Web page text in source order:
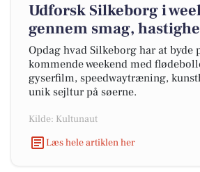
Udforsk Silkeborg i
gennem smag,
Opdag hvad Silkeborg har at byde
kommende weekend med
gyserfilm, speedwaytræning,
unik sejltur på søerne.
Kilde: Kultunaut
Læs hele artiklen her